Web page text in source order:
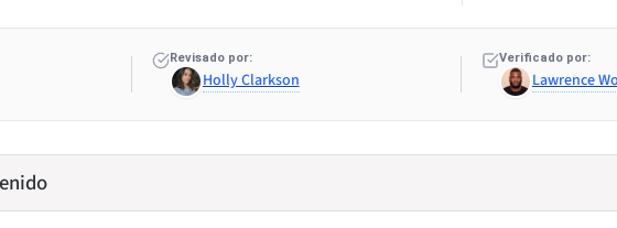
Revisado por:
Holly Clarkson
Verificado por:
Lawrence